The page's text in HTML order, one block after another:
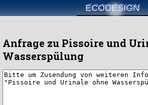
Anfrage zu Pissoire und
Wasserspülung
ECODESIGN